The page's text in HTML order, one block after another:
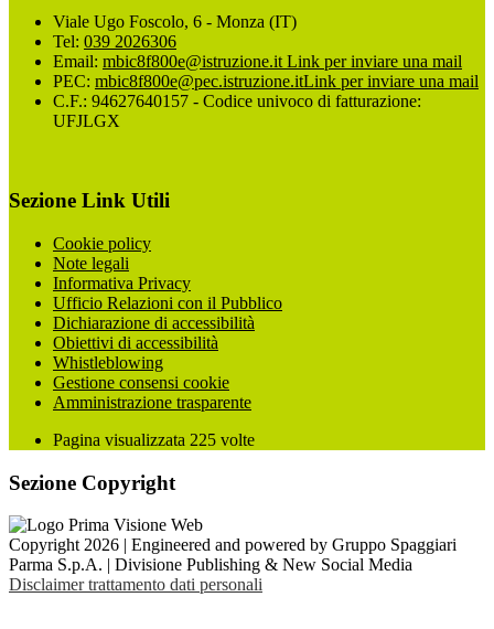
Viale Ugo Foscolo, 6 - Monza (IT)
Tel: 039 2026306
Email: mbic8f800e@istruzione.it Link per inviare una mail
PEC: mbic8f800e@pec.istruzione.itLink per inviare una mail
C.F.: 94627640157 - Codice univoco di fatturazione:
UFJLGX
Sezione Link Utili
Cookie policy
Note legali
Informativa Privacy
Ufficio Relazioni con il Pubblico
Dichiarazione di accessibilità
Obiettivi di accessibilità
Whistleblowing
Gestione consensi cookie
Amministrazione trasparente
Pagina visualizzata 225 volte
Sezione Copyright
Copyright 2026 | Engineered and powered by Gruppo Spaggiari
Parma S.p.A. | Divisione Publishing & New Social Media
Disclaimer trattamento dati personali